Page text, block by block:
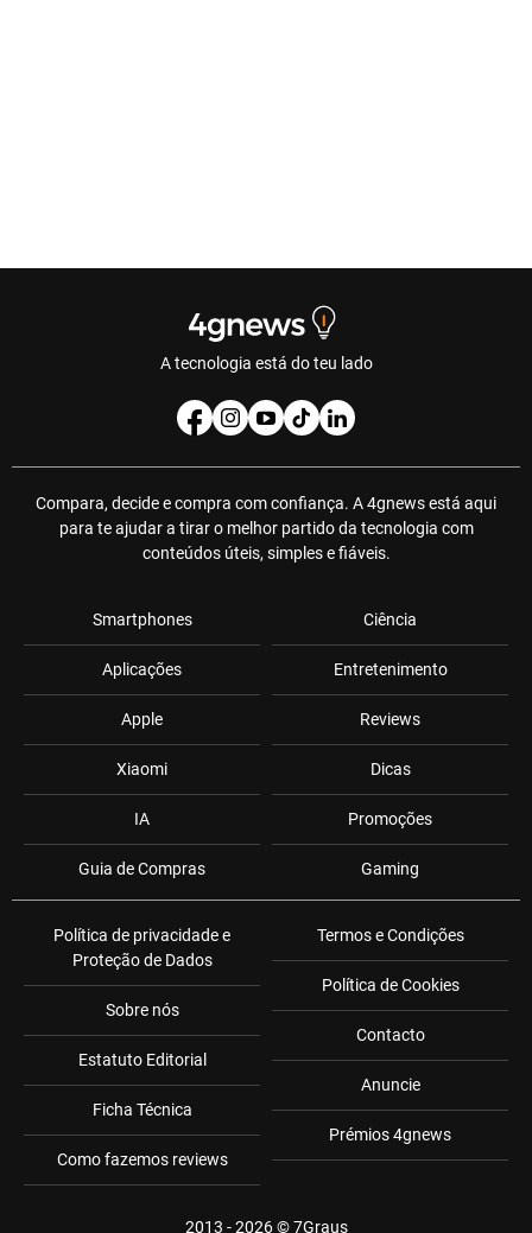
A tecnologia está do teu lado
Compara, decide e compra com confiança. A 4gnews está aqui
para te ajudar a tirar o melhor partido da tecnologia com
conteúdos úteis, simples e fiáveis.
Smartphones
Aplicações
Apple
Xiaomi
IA
Guia de Compras
Ciência
Entretenimento
Reviews
Dicas
Promoções
Gaming
Política de privacidade e
Proteção de Dados
Sobre nós
Estatuto Editorial
Ficha Técnica
Como fazemos reviews
Termos e Condições
Política de Cookies
Contacto
Anuncie
Prémios 4gnews
2013 - 2026 ©7Graus